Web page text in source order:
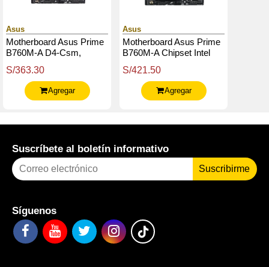
Asus
Motherboard Asus Prime
B760M-A D4-Csm,
Lga1700, Hdmi, Dp, Matx
S/363.30
Agregar
Asus
Motherboard Asus Prime
B760M-A Chipset Intel
S/421.50
Agregar
Suscríbete al boletín informativo
Suscribirme
Síguenos